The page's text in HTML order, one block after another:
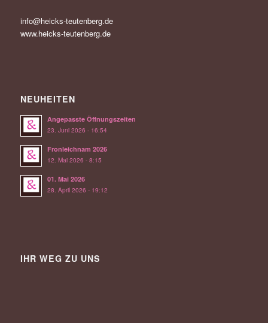
info@heicks-teutenberg.de
www.heicks-teutenberg.de
NEUHEITEN
Angepasste Öffnungszeiten
23. Juni 2026 - 16:54
Fronleichnam 2026
12. Mai 2026 - 8:15
01. Mai 2026
28. April 2026 - 19:12
IHR WEG ZU UNS